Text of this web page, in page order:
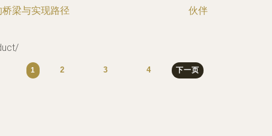
桥梁与实现路径
伙伴
1 2 3 4 下一页